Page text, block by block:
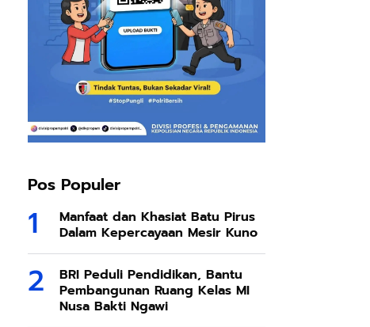
Pos Populer
Manfaat dan Khasiat Batu Pirus
Dalam Kepercayaan Mesir Kuno
BRI Peduli Pendidikan, Bantu
Pembangunan Ruang Kelas MI
Nusa Bakti Ngawi